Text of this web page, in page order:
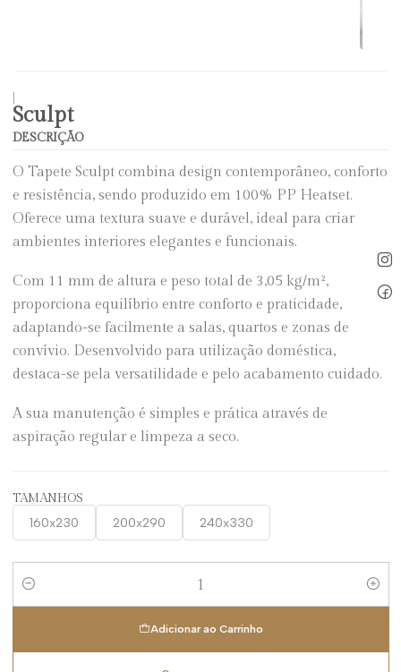
Sculpt
DESCRIÇÃO
O Tapete Sculpt combina design contemporâneo, conforto
e resistência, sendo produzido em 100% PP Heatset.
Oferece uma textura suave e durável, ideal para criar
ambientes interiores elegantes e funcionais.
Com 11 mm de altura e peso total de 3,05 kg/m²,
proporciona equilíbrio entre conforto e praticidade,
adaptando-se facilmente a salas, quartos e zonas de
convívio. Desenvolvido para utilização doméstica,
destaca-se pela versatilidade e pelo acabamento cuidado.
A sua manutenção é simples e prática através de
aspiração regular e limpeza a seco.
TAMANHOS
160x230 200x290 240x330
Quantidade
Adicionar ao Carrinho